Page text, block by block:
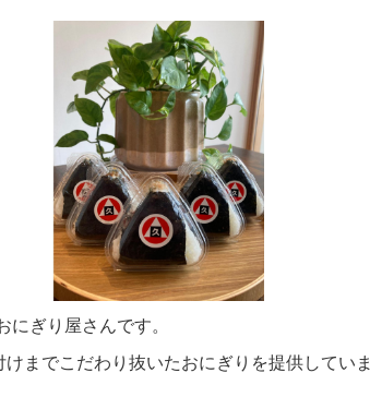
ぎり屋さんです。
までこだわり抜いたおにぎりを提供していま